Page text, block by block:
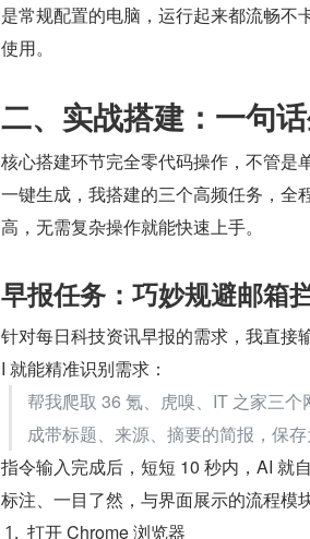
是常规配置的电脑，运行起来都流畅不
使用。
二、实战搭建：一句
核心搭建环节完全零代码操作，不管是
一键生成，我搭建的三个高频任务，全
高，无需复杂操作就能快速上手。
早报任务：巧妙规避邮箱
针对每日科技资讯早报的需求，我直接
I 就能精准识别需求：
帮我爬取 36 氪、虎嗅、IT 之家三
成带标题、来源、摘要的简报，保
指令输入完成后，短短 10 秒内，AI 就
标注、一目了然，与界面展示的流程模
打开 Chrome 浏览器